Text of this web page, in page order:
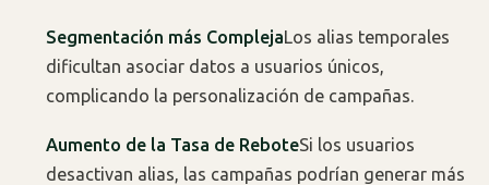
Segmentación más ComplejaLos alias temporales
dificultan asociar datos a usuarios únicos,
complicando la personalización de campañas.
Aumento de la Tasa de ReboteSi los usuarios
desactivan alias, las campañas podrían generar más